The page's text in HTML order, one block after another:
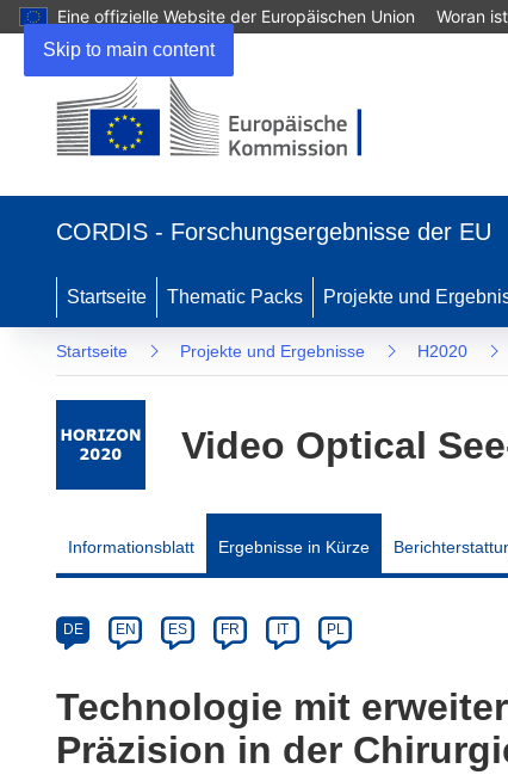
Skip to main content
Eine offizielle Website der Europäischen Union Woran
neuem
CORDIS - Forschungsergebnisse der EU
Startseite Thematic Packs Projekte und
Startseite Projekte und Ergebnisse H2020
Video Optical
Informationsblatt Ergebnisse in Kürze
Category
Article
available
the
following
languages:
DE EN ES FR IT PL
Technologie mit
Präzision in der